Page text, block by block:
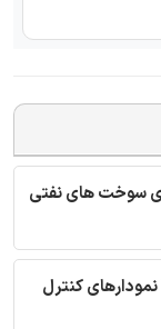
سوخت های نفتی
کنترل